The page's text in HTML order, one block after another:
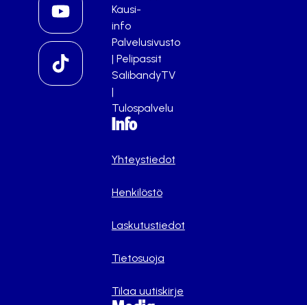
Kausi-
info
Palvelusivusto
| Pelipassit
SalibandyTV
|
Tulospalvelu
Info
Yhteystiedot
Henkilöstö
Laskutustiedot
Tietosuoja
Tilaa uutiskirje